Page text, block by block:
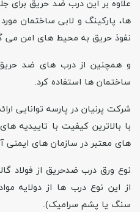
علاوه بر این درب ضد حریق برای
ها، پارکینگ و لابی ساختمان
نفوذ حریق به محیط های امن می
و همچنین از درب های ضد
ساختمان ها استفاده کرد.
شرکت پرنیان در پارسه توانایی
با بالاترین کیفیت با تاییدیه های
های معتبر در سازمان های
نوع ورق درب ضدحریق از فولاد
از این نوع درب ها از دولایه
سنگ یا پشم سرامیک).